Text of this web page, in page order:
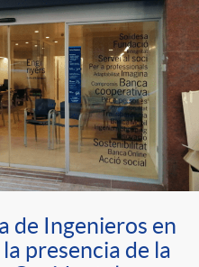
de Ingenieros en
presencia de la